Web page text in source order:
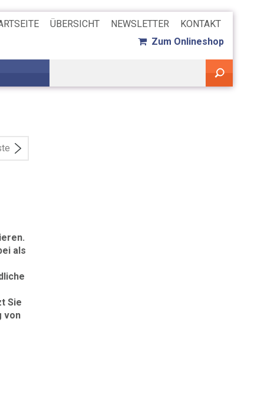
ÜBERSICHT NEWSLETTER
KONTAKT
Zum Onlineshop
als
Sie
von